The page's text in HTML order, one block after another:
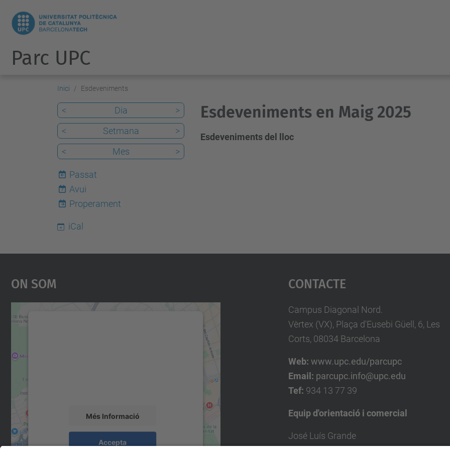
Parc UPC
Inici Esdeveniments
Esdeveniments en Maig 2025
Esdeveniments del lloc
< Dia
>
<
Setmana
>
<
Mes >
Passat
7
Avui
Properament
iCal
On Som
Més Informació
Accepta
Contacte
Campus Diagonal Nord.
Vèrtex (VX), Plaça d'Eusebi Güell, 6, Les
Corts, 08034 Barcelona
Web: www.upc.edu/parcupc
Email: parcupc.info@upc.edu
Tef: 934 13 77 39
Equip d'orientació i comercial
José Luís Grande